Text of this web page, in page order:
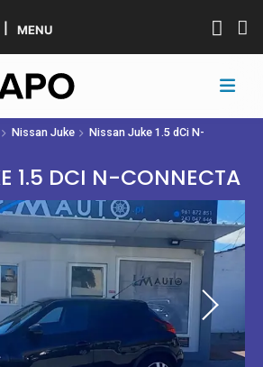
MENU
Nissan Juke
Nissan Juke 1.5 dCi N-
1.5 DCI N-CONNECTA